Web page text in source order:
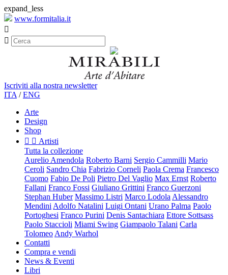
expand_less
www.formitalia.it


Iscriviti alla nostra newsletter
ITA /ENG
Arte
Design
Shop
  Artisti
Tutta la collezione
Aurelio Amendola Roberto Barni Sergio Cammilli Mario
Ceroli Sandro Chia Fabrizio Corneli Paola Crema Francesco
Cuomo Fabio De Poli Pietro Del Vaglio Max Ernst Roberto
Fallani Franco Fossi Giuliano Grittini Franco Guerzoni
Stephan Huber Massimo Listri Marco Lodola Alessandro
Mendini Adolfo Natalini Luigi Ontani Urano Palma Paolo
Portoghesi Franco Purini Denis Santachiara Ettore Sottsass
Paolo Staccioli Miami Swing Giampaolo Talani Carla
Tolomeo Andy Warhol
Contatti
Compra e vendi
News & Eventi
Libri